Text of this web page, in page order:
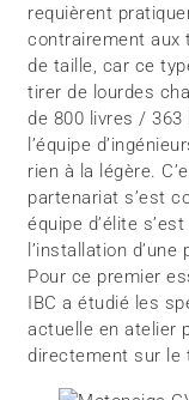
requièrent
contrairement aux
de taille, car ce
tirer de lourdes
de 800 livres / 363
l’équipe
rien à la légère.
partenariat s’est
équipe d’élite
l’installation
Pour ce premier
IBC a étudié les
actuelle en atelier
directement sur le